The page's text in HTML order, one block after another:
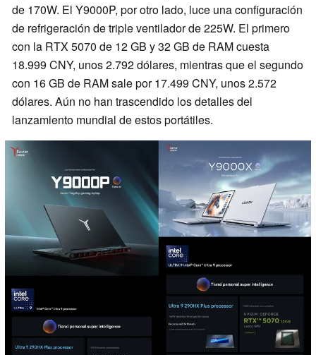
de 170W. El Y9000P, por otro lado, luce una configuración
de refrigeración de triple ventilador de 225W. El primero
con la RTX 5070 de 12 GB y 32 GB de RAM cuesta
18.999 CNY, unos 2.792 dólares, mientras que el segundo
con 16 GB de RAM sale por 17.499 CNY, unos 2.572
dólares. Aún no han trascendido los detalles del
lanzamiento mundial de estos portátiles.